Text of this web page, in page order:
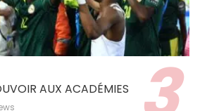
AUX ACADÉMIES